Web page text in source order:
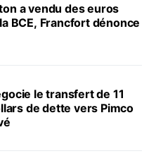
a vendu des euros
BCE, Francfort dénonce
le transfert de 11
de dette vers Pimco